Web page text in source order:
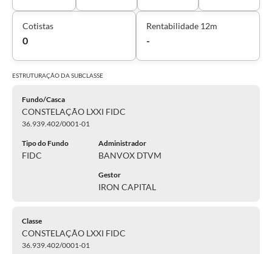
Cotistas
0
Rentabilidade 12m
-
ESTRUTURAÇÃO DASUBCLASSE
Fundo/Casca
CONSTELAÇÃO LXXI FIDC
36.939.402/0001-01
Tipo do Fundo
FIDC
Administrador
BANVOX DTVM
Gestor
IRON CAPITAL
Classe
CONSTELAÇÃO LXXI FIDC
36.939.402/0001-01